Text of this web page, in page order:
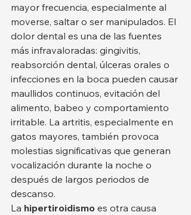
mayor frecuencia, especialmente al
moverse, saltar o ser manipulados. El
dolor dental es una de las fuentes
más infravaloradas: gingivitis,
reabsorción dental, úlceras orales o
infecciones en la boca pueden causar
maullidos continuos, evitación del
alimento, babeo y comportamiento
irritable. La artritis, especialmente en
gatos mayores, también provoca
molestias significativas que generan
vocalización durante la noche o
después de largos periodos de
descanso.
La hipertiroidismo es otra causa